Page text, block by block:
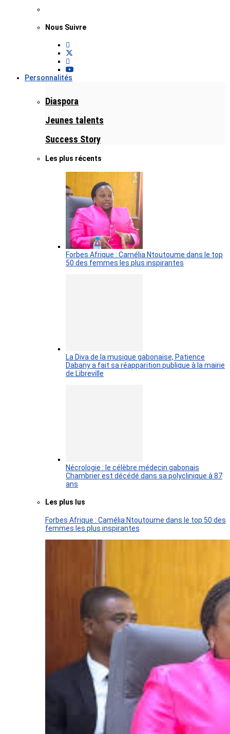
Nous Suivre
Personnalités
Diaspora
Jeunes talents
Success Story
Les plus récents
Forbes Afrique : Camélia Ntoutoume dans le top
50 des femmes les plus inspirantes
La Diva de la musique gabonaise, Patience
Dabany a fait sa réapparition publique à la mairie
de Libreville
Nécrologie : le célèbre médecin gabonais
Chambrier est décédé dans sa polyclinique à 87
ans
Les plus lus
Forbes Afrique : Camélia Ntoutoume dans le top 50 des
femmes les plus inspirantes